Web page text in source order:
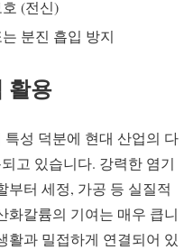
(전신)
분진 흡입 방지
활용
성 덕분에 현대 산업의 다
고 있습니다. 강력한 염기
부터 세정, 가공 등 실질적
화칼륨의 기여는 매우 큽니
활과 밀접하게 연결되어 있